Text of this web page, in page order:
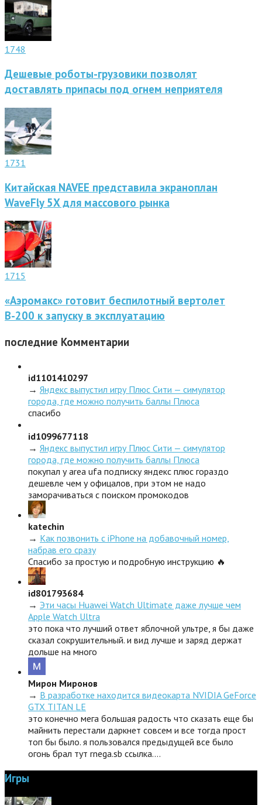
1748
Дешевые роботы-грузовики позволят
доставлять припасы под огнем неприятеля
1731
Китайская NAVEE представила экраноплан
WaveFly 5X для массового рынка
1715
«Аэромакс» готовит беспилотный вертолет
В-200 к запуску в эксплуатацию
последние Комментарии
id1101410297
→ Яндекс выпустил игру Плюс Сити — симулятор
города, где можно получить баллы Плюса
спасибо
id1099677118
→ Яндекс выпустил игру Плюс Сити — симулятор
города, где можно получить баллы Плюса
покупал у area ufa подписку яндекс плюс гораздо
дешевле чем у офицалов, при этом не надо
заморачиваться с поиском промокодов
katechin
→ Как позвонить с iPhone на добавочный номер,
набрав его сразу
Спасибо за простую и подробную инструкцию 🔥
id801793684
→ Эти часы Huawei Watch Ultimate даже лучше чем
Apple Watch Ultra
это пока что лучший ответ яблочной ультре, я бы даже
сказал сокрушительный. и вид лучше и заряд держат
дольше на много
Мирон Миронов
→ В разработке находится видеокарта NVIDIA GeForce
GTX TITAN LE
это конечно мега большая радость что сказать еще бы
майнить перестали даркнет совсем и все тогда прост
топ бы было. я пользовался предыдущей все было
огонь брал тут rnega.sb ссылка.…
Игры